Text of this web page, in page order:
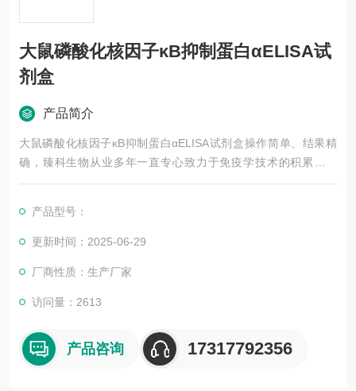
大鼠磷酸化核因子κB抑制蛋白αELISA试
剂盒
产品简介
大鼠磷酸化核因子κB抑制蛋白αELISA试剂盒操作简单、结果精
确，臻科生物从业多年一直专心致力于免疫学技术的积累与发
展，以其优质的产品质量与专业的技术服务，赢得业内广大人士
的合作关系，共同努力合作共赢。
产品型号：
更新时间：2025-06-29
厂商性质：生产厂家
访问量：2613
产品咨询 17317792356